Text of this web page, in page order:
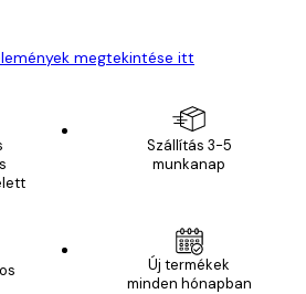
megtekintése itt
Szállítás 3-5
munkanap
Új termékek
minden hónapban